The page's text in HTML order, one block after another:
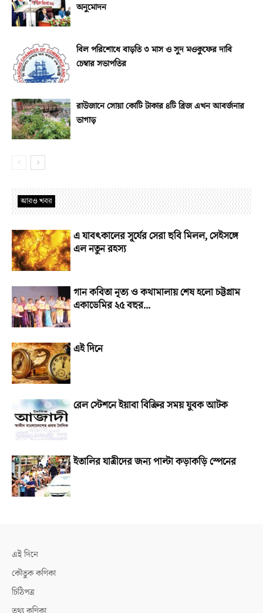
অনুমোদন
বিল পরিশোধে বাড়তি ৩ মাস ও সুদ মওকুফের দাবি
চেম্বার সভাপতির
রাউজানে সোয়া কোটি টাকার ৪টি ব্রিজ এখন আবর্জনার
ভাগাড়
আরও খবর
এ যাবৎকালের সূর্যের সেরা ছবি মিলল, সেইসঙ্গে
এল নতুন রহস্য
গান কবিতা নৃত্য ও কথামালায় শেষ হলো চট্টগ্রাম
একাডেমির ২৫ বছর...
এই দিনে
রেল স্টেশনে ইয়াবা বিক্রির সময় যুবক আটক
ইতালির যাত্রীদের জন্য পাল্টা কড়াকড়ি স্পেনের
এই দিনে
কৌতুক কণিকা
চিঠিপত্র